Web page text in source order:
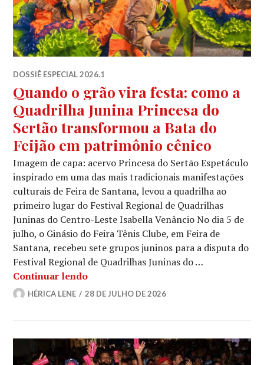
DOSSIÊ ESPECIAL 2026.1
Quando o grão vira festa: como a
Quadrilha Junina Princesa do
Sertão transformou a Bata do
Feijão em patrimônio cênico
Imagem de capa: acervo Princesa do Sertão Espetáculo
inspirado em uma das mais tradicionais manifestações
culturais de Feira de Santana, levou a quadrilha ao
primeiro lugar do Festival Regional de Quadrilhas
Juninas do Centro-Leste Isabella Venâncio No dia 5 de
julho, o Ginásio do Feira Tênis Clube, em Feira de
Santana, recebeu sete grupos juninos para a disputa do
Festival Regional de Quadrilhas Juninas do …
Continuar lendoQuando o grão vira festa: como a
HÉRICA LENE 28 DE JULHO DE 2026